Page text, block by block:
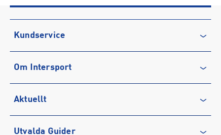
Kundservice
Vanliga frågor & svar
Köpvillkor
Integritetspolicy
Medlemsvillkor
Om Intersport
Karriär på INTERSPORT
Service
Aktuellt
Utvalda Guider